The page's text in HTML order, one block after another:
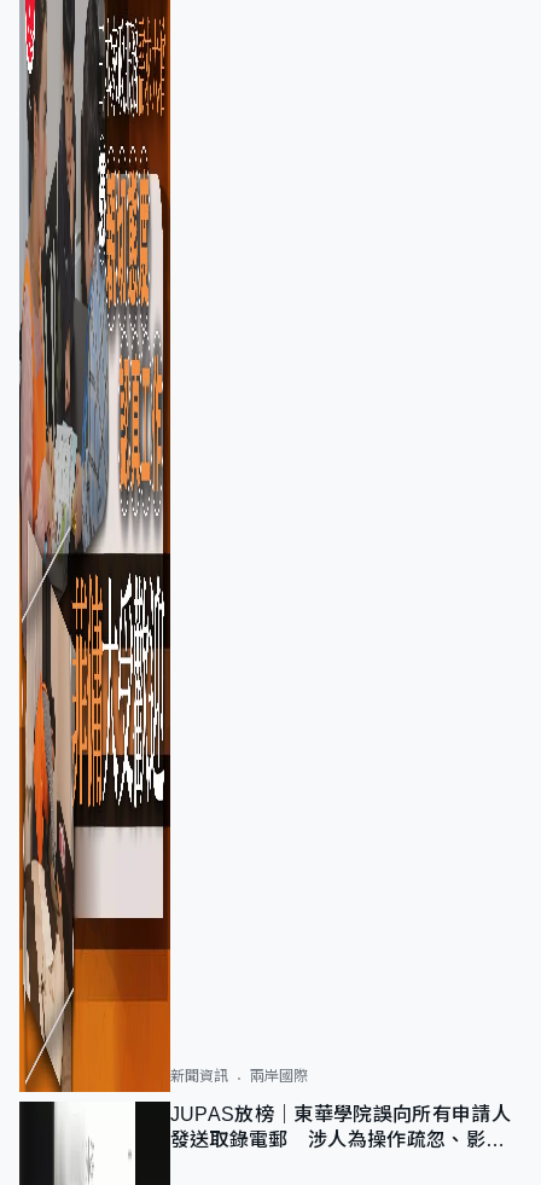
新聞資訊 兩岸國際
JUPAS放榜｜東華學院誤向所有申請人
發送取錄電郵 涉人為操作疏忽、影響